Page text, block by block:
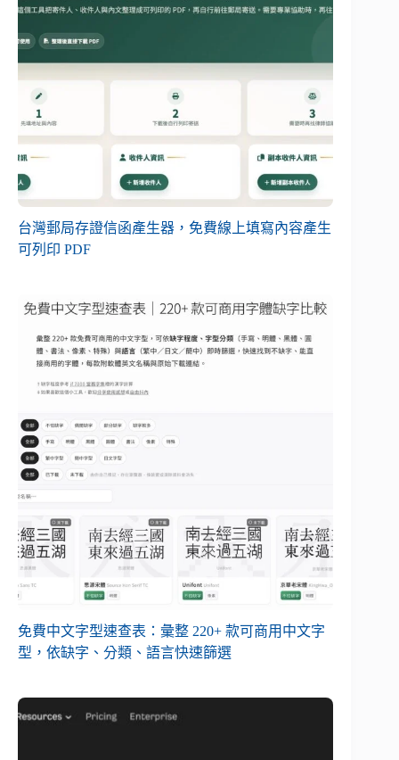
台灣郵局存證信函產生器，免費線上填寫內容產生
可列印 PDF
免費中文字型速查表：彙整 220+ 款可商用中文字
型，依缺字、分類、語言快速篩選